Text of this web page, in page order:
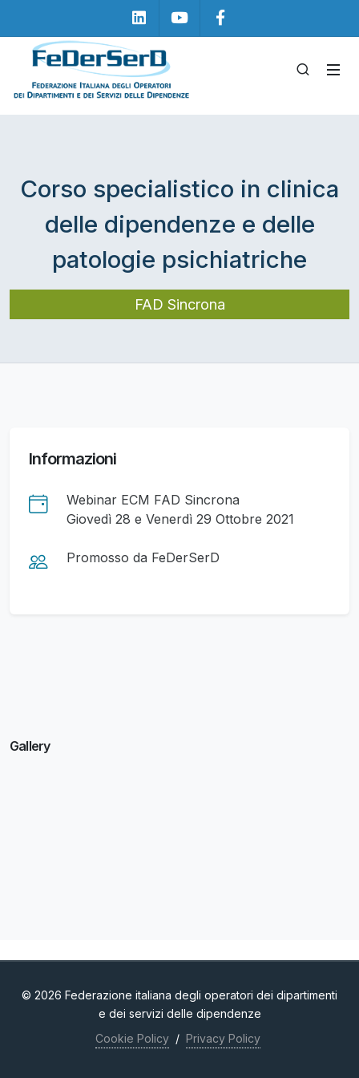
Linkedin Youtube
Corso specialistico in clinica
delle dipendenze e delle
patologie psichiatriche
FAD Sincrona
Informazioni
Webinar ECM FAD Sincrona
Giovedì 28 e Venerdì 29 Ottobre 2021
Promosso da FeDerSerD
Gallery
© 2026 Federazione italiana degli operatori dei dipartimenti
e dei servizi delle dipendenze
Cookie Policy / Privacy Policy